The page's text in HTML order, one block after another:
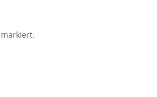
markiert.